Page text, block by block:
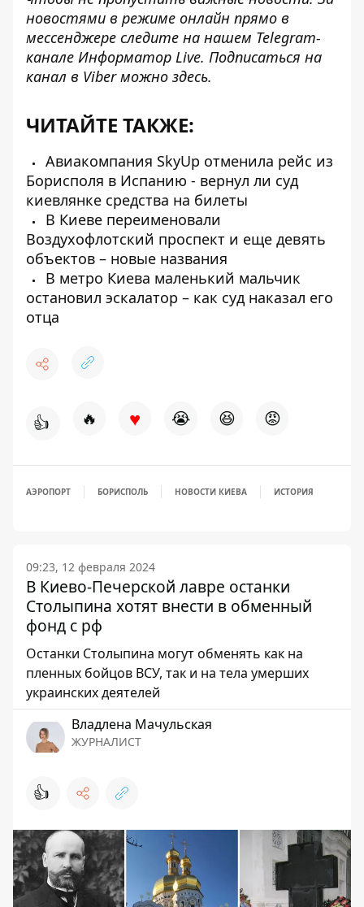
новостями в режиме онлайн прямо в
мессенджере следите на нашем Telegram-
канале Информатор Live. Подписаться на
канал в Viber можно здесь.
ЧИТАЙТЕ ТАКЖЕ:
Авиакомпания SkyUp отменила рейс из
Борисполя в Испанию - вернул ли суд
киевлянке средства на билеты
В Киеве переименовали
Воздухофлотский проспект и еще девять
объектов – новые названия
В метро Киева маленький мальчик
остановил эскалатор – как суд наказал его
отца
👍 🔥 ♥ 😭 😆 😡
АЭРОПОРТ БОРИСПОЛЬ НОВОСТИ КИЕВА ИСТОРИЯ
09:23, 12 февраля 2024
В Киево-Печерской лавре останки
Столыпина хотят внести в обменный
фонд с рф
Останки Столыпина могут обменять как на
пленных бойцов ВСУ, так и на тела умерших
украинских деятелей
Владлена Мачульская
ЖУРНАЛИСТ
👍